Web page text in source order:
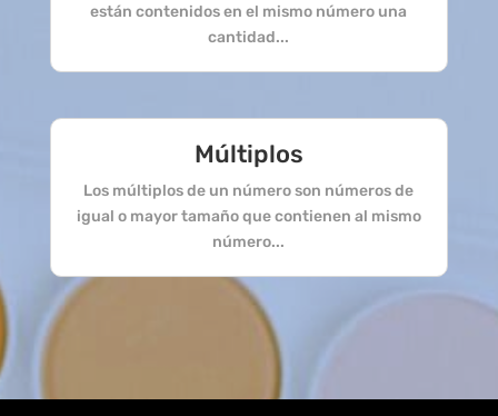
están contenidos en el mismo número una
cantidad...
Múltiplos
Los múltiplos de un número son números de
igual o mayor tamaño que contienen al mismo
número...